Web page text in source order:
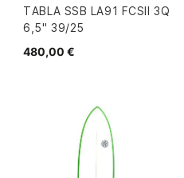
TABLA SSB LA91 FCSII 3Q
6,5" 39/25
480,00 €